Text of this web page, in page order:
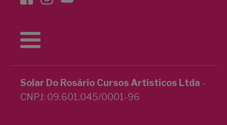
Solar Do Rosário Cursos Artísticos Ltda -
CNPJ: 09.601.045/0001-96